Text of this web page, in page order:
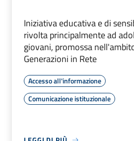
Iniziativa educativa e di
rivolta principalmente ad
giovani, promossa
Generazioni in Rete
Accesso all'informazione
Comunicazione istituzionale